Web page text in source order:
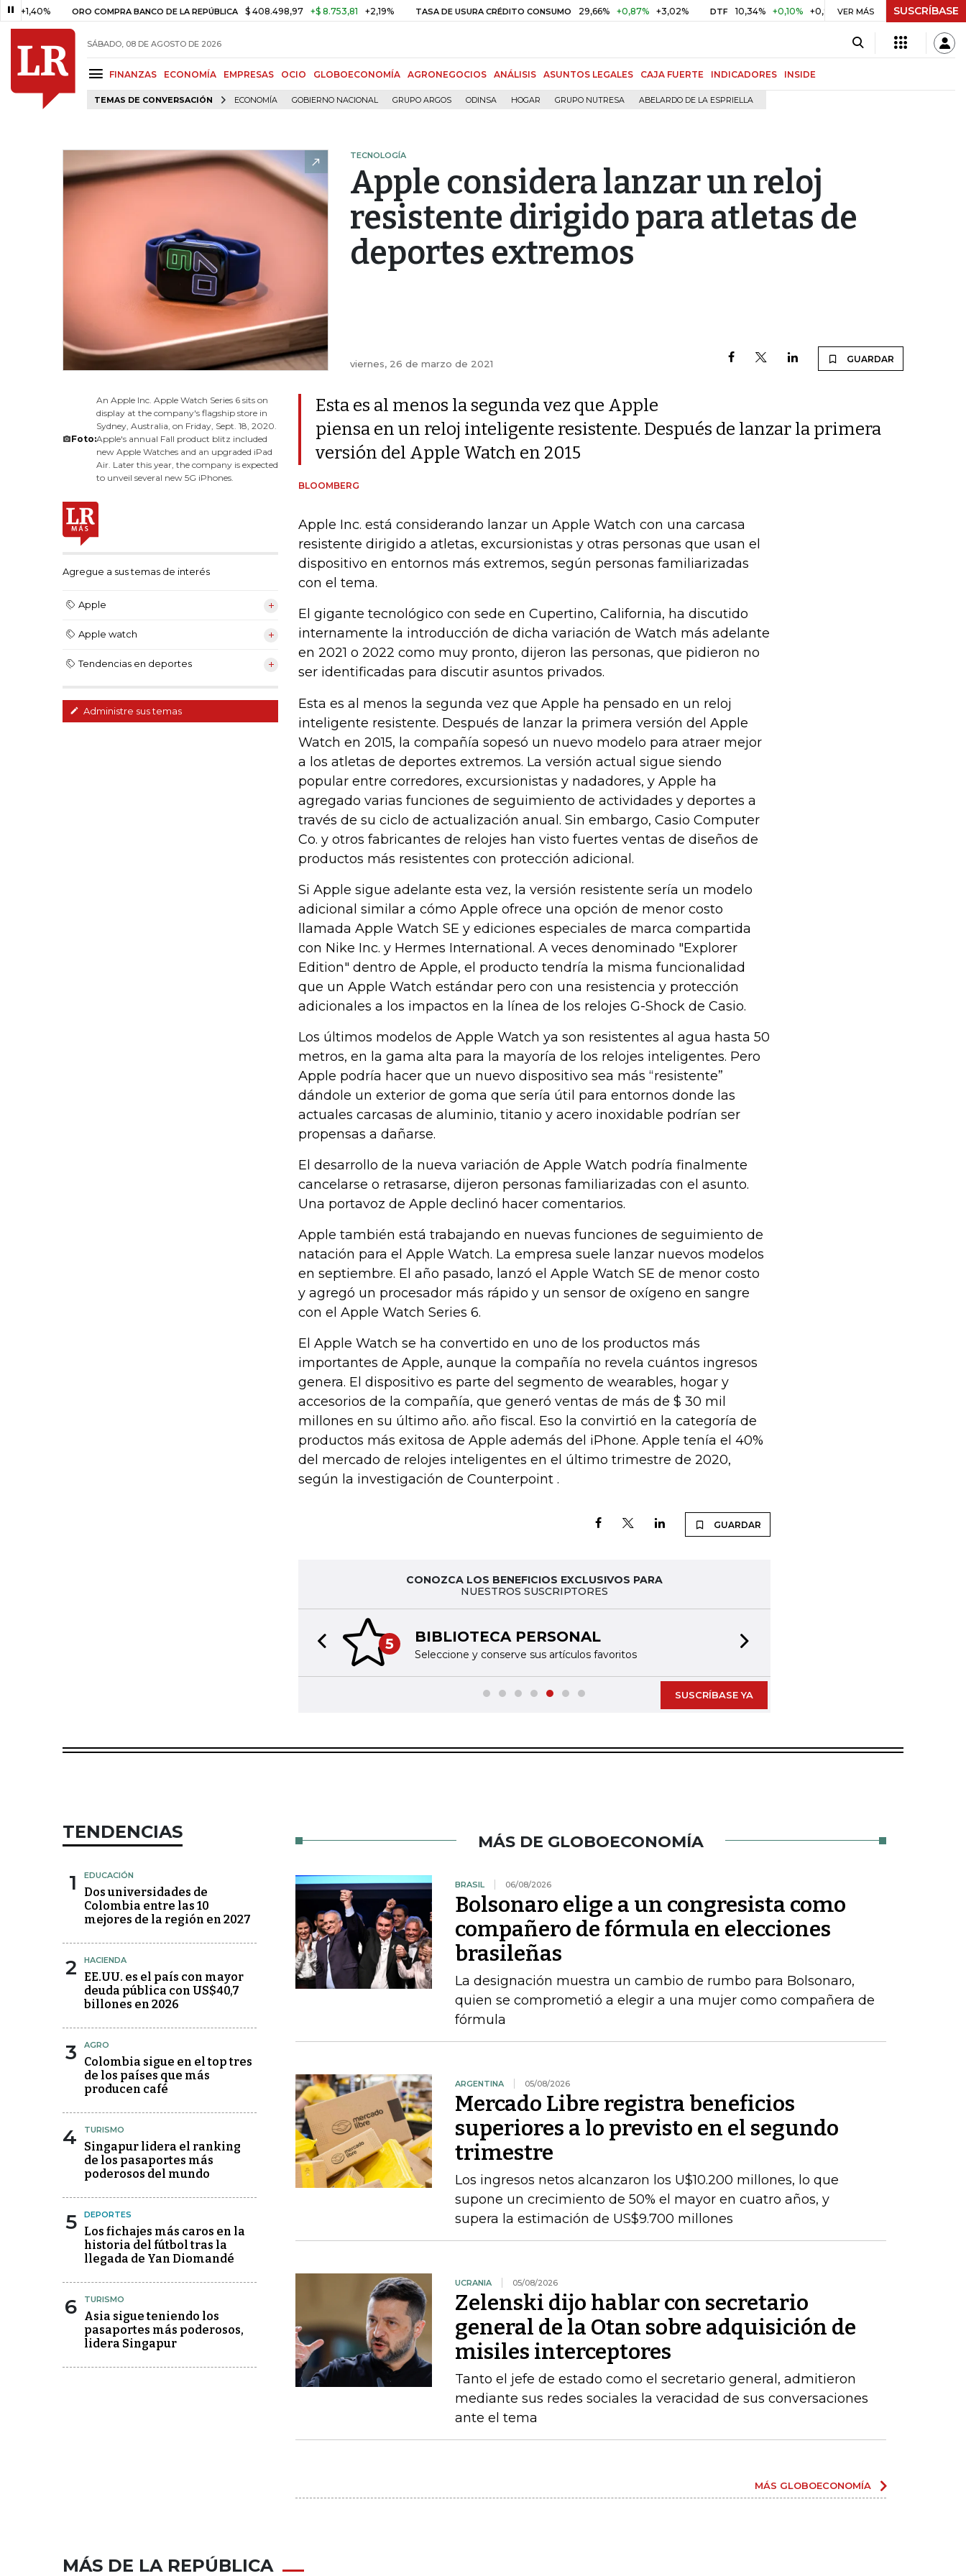
ORO COMPRA BANCO DE LA REPÚBLICA $ 408.498,97 +$ 8.753,81 +2,19% TASA DE USURA CRÉDITO CONSUMO 29,66% +0,87% +3,02% DTF 10,34% +0,10% +0,98% UVR $ 417,01 +$ 0,05 +0,01%
VER MÁS SUSCRÍBASE
SÁBADO, 08 DE AGOSTO DE 2026
FINANZAS ECONOMÍA EMPRESAS OCIO GLOBOECONOMÍA AGRONEGOCIOS ANÁLISIS ASUNTOS LEGALES CAJA FUERTE INDICADORES INSIDE
TEMAS DE CONVERSACIÓN ECONOMÍA GOBIERNO NACIONAL GRUPO ARGOS ODINSA HOGAR GRUPO NUTRESA ABELARDO DE LA ESPRIELLA
TECNOLOGÍA
Apple considera lanzar un reloj
resistente dirigido para atletas de
deportes extremos
viernes, 26 de marzo de 2021 GUARDAR
Foto:
An Apple Inc. Apple Watch Series 6 sits on
display at the company's flagship store in
Sydney, Australia, on Friday, Sept. 18, 2020.
Apple's annual Fall product blitz included
new Apple Watches and an upgraded iPad
Air. Later this year, the company is expected
to unveil several new 5G iPhones.
Agregue a sus temas de interés
Apple
Apple watch
Tendencias en deportes
Administre sus temas
Esta es al menos la segunda vez que Apple
piensa en un reloj inteligente resistente. Después de lanzar la primera
versión del Apple Watch en 2015
BLOOMBERG
Apple Inc. está considerando lanzar un Apple Watch con una carcasa
resistente dirigido a atletas, excursionistas y otras personas que usan el
dispositivo en entornos más extremos, según personas familiarizadas
con el tema.
El gigante tecnológico con sede en Cupertino, California, ha discutido
internamente la introducción de dicha variación de Watch más adelante
en 2021 o 2022 como muy pronto, dijeron las personas, que pidieron no
ser identificadas para discutir asuntos privados.
Esta es al menos la segunda vez que Apple ha pensado en un reloj
inteligente resistente. Después de lanzar la primera versión del Apple
Watch en 2015, la compañía sopesó un nuevo modelo para atraer mejor
a los atletas de deportes extremos. La versión actual sigue siendo
popular entre corredores, excursionistas y nadadores, y Apple ha
agregado varias funciones de seguimiento de actividades y deportes a
través de su ciclo de actualización anual. Sin embargo, Casio Computer
Co. y otros fabricantes de relojes han visto fuertes ventas de diseños de
productos más resistentes con protección adicional.
Si Apple sigue adelante esta vez, la versión resistente sería un modelo
adicional similar a cómo Apple ofrece una opción de menor costo
llamada Apple Watch SE y ediciones especiales de marca compartida
con Nike Inc. y Hermes International. A veces denominado "Explorer
Edition" dentro de Apple, el producto tendría la misma funcionalidad
que un Apple Watch estándar pero con una resistencia y protección
adicionales a los impactos en la línea de los relojes G-Shock de Casio.
Los últimos modelos de Apple Watch ya son resistentes al agua hasta 50
metros, en la gama alta para la mayoría de los relojes inteligentes. Pero
Apple podría hacer que un nuevo dispositivo sea más “resistente”
dándole un exterior de goma que sería útil para entornos donde las
actuales carcasas de aluminio, titanio y acero inoxidable podrían ser
propensas a dañarse.
El desarrollo de la nueva variación de Apple Watch podría finalmente
cancelarse o retrasarse, dijeron personas familiarizadas con el asunto.
Una portavoz de Apple declinó hacer comentarios.
Apple también está trabajando en nuevas funciones de seguimiento de
natación para el Apple Watch. La empresa suele lanzar nuevos modelos
en septiembre. El año pasado, lanzó el Apple Watch SE de menor costo
y agregó un procesador más rápido y un sensor de oxígeno en sangre
con el Apple Watch Series 6.
El Apple Watch se ha convertido en uno de los productos más
importantes de Apple, aunque la compañía no revela cuántos ingresos
genera. El dispositivo es parte del segmento de wearables, hogar y
accesorios de la compañía, que generó ventas de más de $ 30 mil
millones en su último año. año fiscal. Eso la convirtió en la categoría de
productos más exitosa de Apple además del iPhone. Apple tenía el 40%
del mercado de relojes inteligentes en el último trimestre de 2020,
según la investigación de Counterpoint .
GUARDAR
CONOZCA LOS BENEFICIOS EXCLUSIVOS PARA
NUESTROS SUSCRIPTORES
5 BIBLIOTECA PERSONAL
Seleccione y conserve sus artículos favoritos
Previous slide
SUSCRÍBASE YA
TENDENCIAS
1 EDUCACIÓN
Dos universidades de
Colombia entre las 10
mejores de la región en 2027
2 HACIENDA
EE.UU. es el país con mayor
deuda pública con US$40,7
billones en 2026
3 AGRO
Colombia sigue en el top tres
de los países que más
producen café
4 TURISMO
Singapur lidera el ranking
de los pasaportes más
poderosos del mundo
5 DEPORTES
Los fichajes más caros en la
historia del fútbol tras la
llegada de Yan Diomandé
6 TURISMO
Asia sigue teniendo los
pasaportes más poderosos,
lidera Singapur
MÁS DE GLOBOECONOMÍA
BRASIL 06/08/2026
Bolsonaro elige a un congresista como
compañero de fórmula en elecciones
brasileñas
La designación muestra un cambio de rumbo para Bolsonaro,
quien se comprometió a elegir a una mujer como compañera de
fórmula
ARGENTINA 05/08/2026
Mercado Libre registra beneficios
superiores a lo previsto en el segundo
trimestre
Los ingresos netos alcanzaron los U$10.200 millones, lo que
supone un crecimiento de 50% el mayor en cuatro años, y
supera la estimación de US$9.700 millones
UCRANIA 05/08/2026
Zelenski dijo hablar con secretario
general de la Otan sobre adquisición de
misiles interceptores
Tanto el jefe de estado como el secretario general, admitieron
mediante sus redes sociales la veracidad de sus conversaciones
ante el tema
MÁS GLOBOECONOMÍA
MÁS DE LA REPÚBLICA